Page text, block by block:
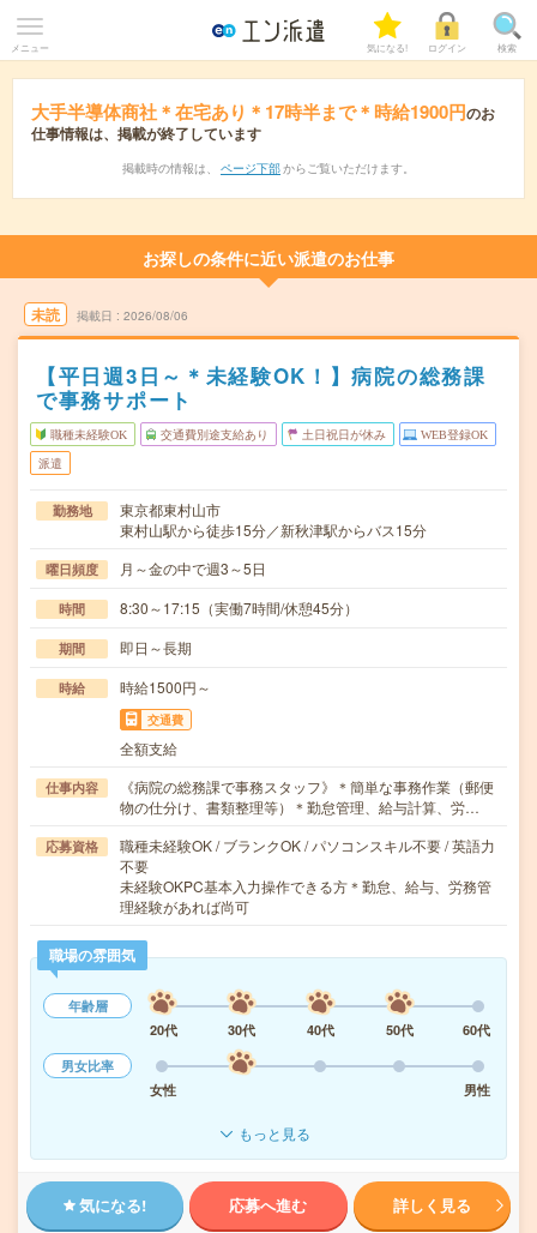
メニュー 気になる! ログイン 検索
大手半導体商社＊在宅あり＊17時半まで＊時給1900円のお
仕事情報は、掲載が終了しています
掲載時の情報は、 ページ下部 からご覧いただけます。
お探しの条件に近い派遣のお仕事
未読 掲載日 2026/08/06
【平日週3日～＊未経験OK！】病院の総務課
で事務サポート
職種未経験OK 交通費別途支給あり 土日祝日が休み WEB登録OK
派遣
勤務地
東京都東村山市
東村山駅から徒歩15分／新秋津駅からバス15分
曜日頻度 月～金の中で週3～5日
時間 8:30～17:15（実働7時間/休憩45分）
期間 即日～長期
時給 時給1500円～
交通費
全額支給
仕事内容
《病院の総務課で事務スタッフ》＊簡単な事務作業（郵便
物の仕分け、書類整理等）＊勤怠管理、給与計算、労…
応募資格
職種未経験OK / ブランクOK / パソコンスキル不要 / 英語力
不要
未経験OKPC基本入力操作できる方＊勤怠、給与、労務管
理経験があれば尚可
職場の雰囲気
年齢層
20代
30代 40代 50代
60代
男女比率
女性
男性
もっと見る
気になる! 応募へ進む 詳しく見る